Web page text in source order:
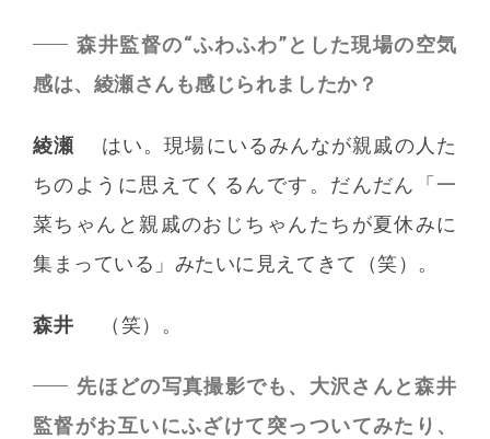
森井監督の“ふわふわ”とした現場の空気
感は、綾瀬さんも感じられましたか？
綾瀬
はい。現場にいるみんなが親戚の人た
ちのように思えてくるんです。だんだん「一
菜ちゃんと親戚のおじちゃんたちが夏休みに
集まっている」みたいに見えてきて（笑）。
森井 （笑）。
先ほどの写真撮影でも、大沢さんと森井
監督がお互いにふざけて突っついてみたり、